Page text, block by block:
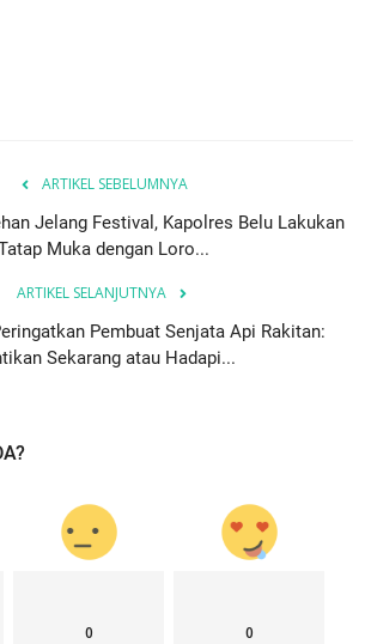
ARTIKEL SEBELUMNYA
Jelang Festival, Kapolres Belu Lakukan
Muka dengan Loro...
ARTIKEL SELANJUTNYA
Pembuat Senjata Api Rakitan:
Sekarang atau Hadapi...
0 0